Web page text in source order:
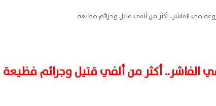
في الفاشر.. أكثر من ألفي قتيل وجرائم فظيعة
الفاشر.. أكثر من ألفي قتيل وجرائم فظيعة